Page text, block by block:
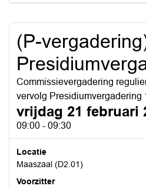
(P-
Commissievergadering
vervolg Presidiumvergadering
vrijdag 21 februari
09:00 - 09:30
Locatie
Maaszaal (D2.01)
Voorzitter